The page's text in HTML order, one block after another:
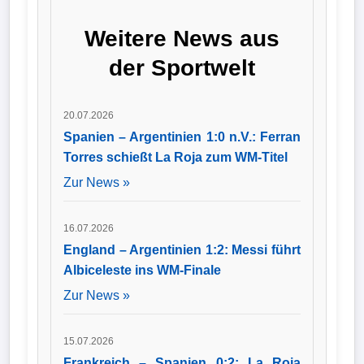
Jährige kommt vom
norwegischen
Erstligisten
Rosenborg BK, trägt
in das Training der
Mannschaft
eingestiegen.
Weitere News aus
der Sportwelt
20.07.2026
Spanien – Argentinien 1:0 n.V.: Ferran
Torres schießt La Roja zum WM-Titel
Zur News »
16.07.2026
England – Argentinien 1:2: Messi führt
Albiceleste ins WM-Finale
Zur News »
15.07.2026